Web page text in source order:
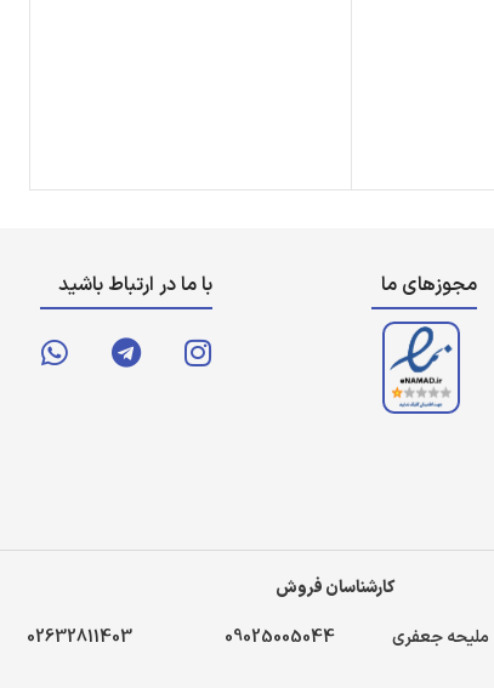
مجوزهای ما با ما در ارتباط باشید
کارشناسان فروش
ملیحه جعفری
09025005044
02632811403